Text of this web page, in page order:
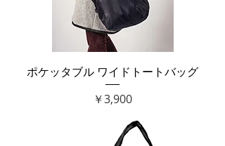
ポケッタブル ワイドトートバッグ
価格
￥3,900